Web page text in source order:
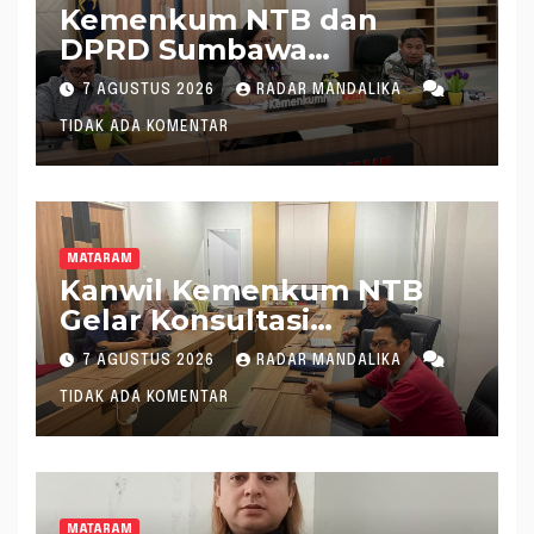
Kemenkum NTB dan
DPRD Sumbawa
Mantapkan Rencana
Pembentukan 8 Raperda
Inisiatif
7 AGUSTUS 2026 RADAR MANDALIKA
TIDAK ADA KOMENTAR
MATARAM
Kanwil Kemenkum NTB
Gelar Konsultasi
Penghitungan Kebutuhan
Formasi JF Perancang
Peraturan Perundang-
undangan
7 AGUSTUS 2026 RADAR MANDALIKA
TIDAK ADA KOMENTAR
MATARAM